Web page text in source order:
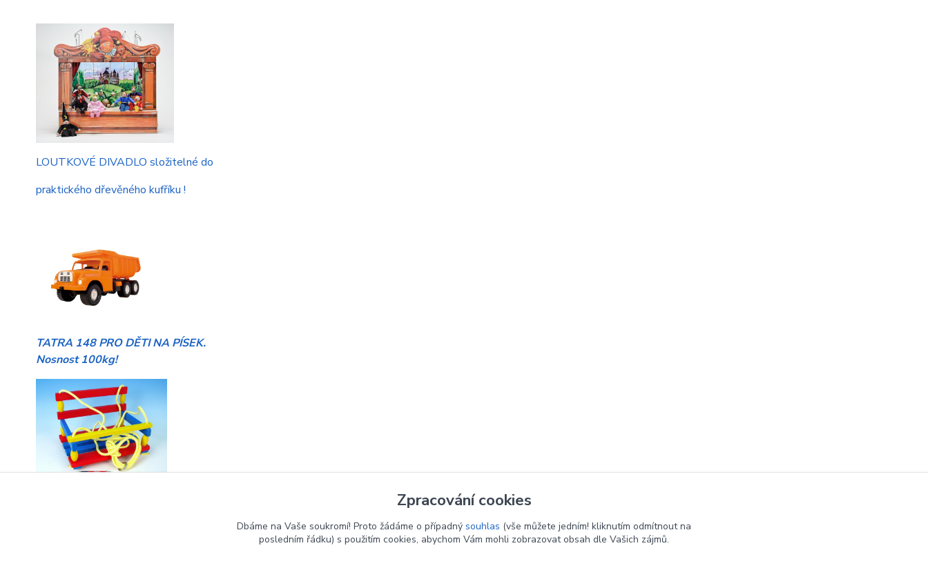
LOUTKOVÉ DIVADLO složitelné do
praktického dřevěného kufříku !
TATRA 148 PRO DĚTI NA PÍSEK.
Nosnost 100kg!
Zpracování cookies
Dbáme na Vaše soukromí! Proto žádáme o případný souhlas (vše můžete jedním! kliknutím odmítnout na
posledním řádku) s použitím cookies, abychom Vám mohli zobrazovat obsah dle Vašich zájmů.